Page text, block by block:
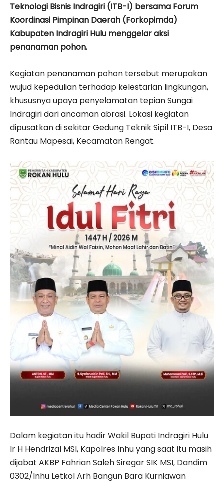
Teknologi Bisnis Indragiri (ITB-I) bersama Forum
Koordinasi Pimpinan Daerah (Forkopimda)
Kabupaten Indragiri Hulu menggelar aksi
penanaman pohon.
Kegiatan penanaman pohon tersebut merupakan
wujud kepedulian terhadap kelestarian lingkungan,
khususnya upaya penyelamatan tepian Sungai
Indragiri dari ancaman abrasi. Lokasi kegiatan
dipusatkan di sekitar Gedung Teknik Sipil ITB-I, Desa
Rantau Mapesai, Kecamatan Rengat.
Dalam kegiatan itu hadir Wakil Bupati Indragiri Hulu
Ir H Hendrizal MSI, Kapolres Inhu yang saat itu masih
dijabat AKBP Fahrian Saleh Siregar SIK MSI, Dandim
0302/Inhu Letkol Arh Bangun Bara Kurniawan